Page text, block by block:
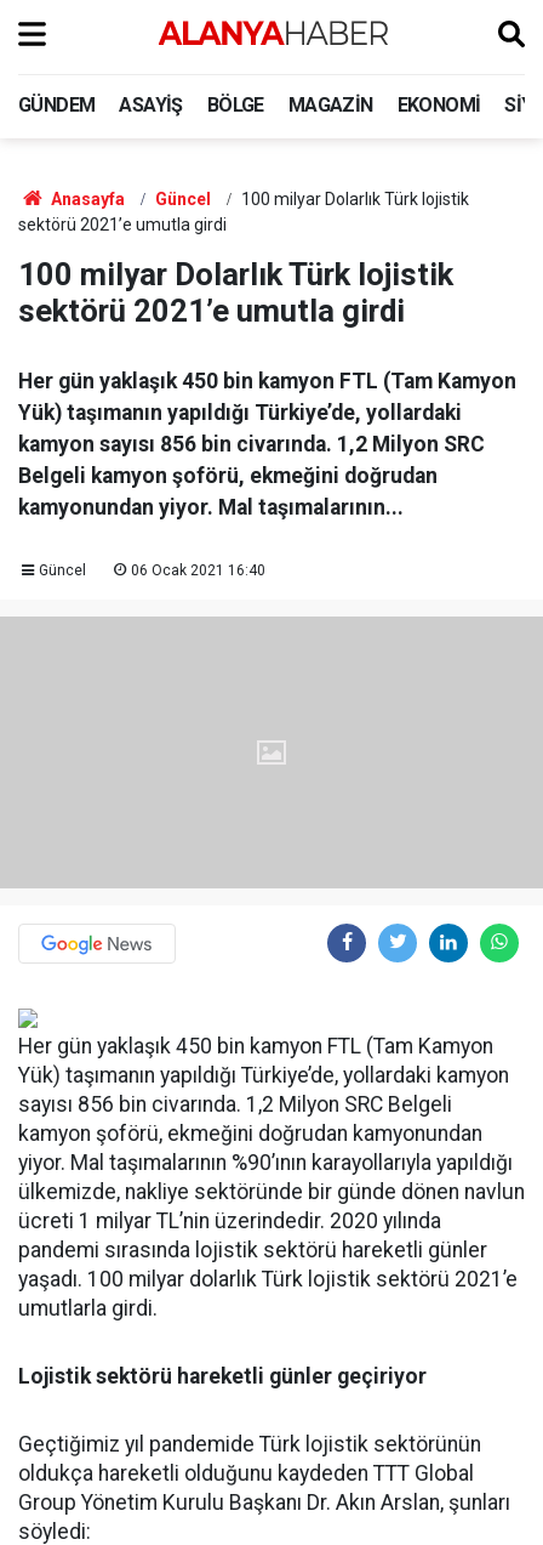
GÜNDEM ASAYIŞ BÖLGE MAGAZIN EKONOMI
Anasayfa Güncel
100 milyar Dolarlık Türk lojistik
sektörü 2021’e umutla girdi
100 milyar Dolarlık Türk lojistik
sektörü 2021’e umutla girdi
Her gün yaklaşık 450 bin kamyon FTL (Tam Kamyon
Yük) taşımanın yapıldığı Türkiye’de, yollardaki
kamyon sayısı 856 bin civarında. 1,2 Milyon SRC
Belgeli kamyon şoförü, ekmeğini doğrudan
kamyonundan yiyor. Mal taşımalarının...
Güncel 06 Ocak 2021 16:40
Her gün yaklaşık 450 bin kamyon FTL (Tam Kamyon
Yük) taşımanın yapıldığı Türkiye’de, yollardaki kamyon
sayısı 856 bin civarında. 1,2 Milyon SRC Belgeli
kamyon şoförü, ekmeğini doğrudan kamyonundan
yiyor. Mal taşımalarının %90’ının karayollarıyla yapıldığı
ülkemizde, nakliye sektöründe bir günde dönen navlun
ücreti 1 milyar TL’nin üzerindedir. 2020 yılında
pandemi sırasında lojistik sektörü hareketli günler
yaşadı. 100 milyar dolarlık Türk lojistik sektörü 2021’e
umutlarla girdi.
Lojistik sektörü hareketli günler geçiriyor
Geçtiğimiz yıl pandemide Türk lojistik sektörünün
oldukça hareketli olduğunu kaydeden TTT Global
Group Yönetim Kurulu Başkanı Dr. Akın Arslan, şunları
söyledi: